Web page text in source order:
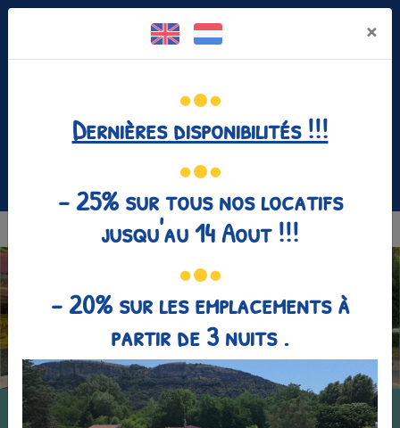
Facebook est désactivé. Autoriser
04 75 35 25 80
MENU
×
Dernières disponibilités !!!
- 25% sur tous nos locatifs
jusqu'au 14 Aout !!!
- 20% sur les emplacements à
partir de 3 nuits .
Panneau de gestion des cookies